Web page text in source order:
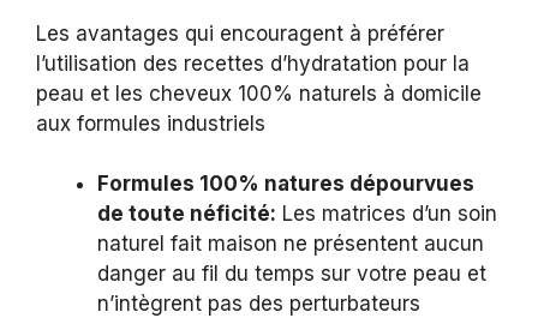
Les avantages qui encouragent à préférer
l’utilisation des recettes d’hydratation pour la
peau et les cheveux 100% naturels à domicile
aux formules industriels
Formules 100% natures dépourvues
de toute néficité: Les matrices d’un soin
naturel fait maison ne présentent aucun
danger au fil du temps sur votre peau et
n’intègrent pas des perturbateurs